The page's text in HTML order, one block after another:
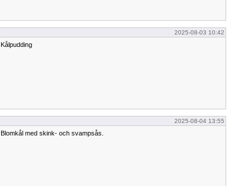
2025-08-03 10:42
Kålpudding
2025-08-04 13:55
Blomkål med skink- och svampsås.